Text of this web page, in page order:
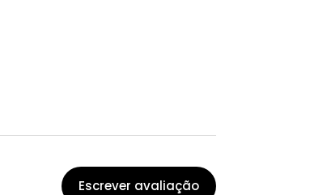
Escrever avaliação